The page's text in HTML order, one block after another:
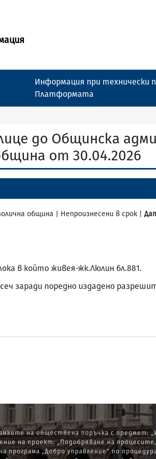
Информация при технически
Платформата
до Общинска
от 30.04.2026
община | Непроизнесени в срок |
в който живея-жк.Люлин бл.881.
заради поредно издадено
на обществена поръчка с предмет:
на проект: „Подобряване на
„Добро управление“ по